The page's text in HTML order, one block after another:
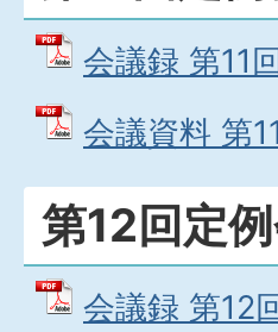
会議録 第11
会議資料 第
第12回定
会議録 第12